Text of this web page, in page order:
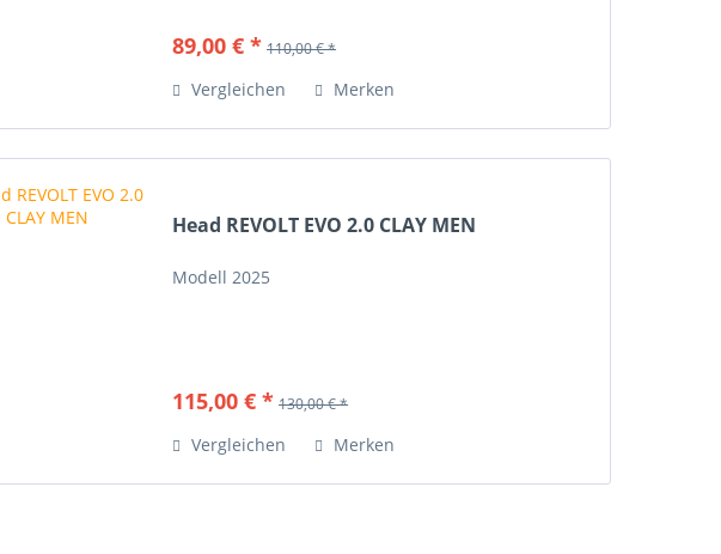
89,00 € * 110,00 € *
Vergleichen Merken
Head REVOLT EVO 2.0 CLAY MEN
Modell 2025
115,00 € * 130,00 € *
Vergleichen Merken